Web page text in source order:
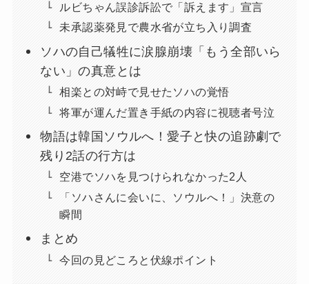
ルビちゃん誤診訴訟で「訴えます」宣言
未承認薬発見で農水省が立ち入り調査
ソハの自己犠牲に涙腺崩壊「もう全部いら
ない」の真意とは
相楽との対峙で見せたソハの覚悟
将軍が運んだ置き手紙の内容に視聴者号泣
物語は韓国ソウルへ！愛子と快の追跡劇で
残り2話の行方は
空港でソハを見つけられなかった2人
「ソハさんに会いに、ソウルへ！」決意の
瞬間
まとめ
今回の見どころと伏線ポイント